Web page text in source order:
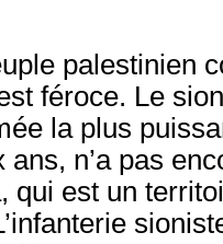
palestinien
féroce. Le
la plus
n’a pas
qui est un